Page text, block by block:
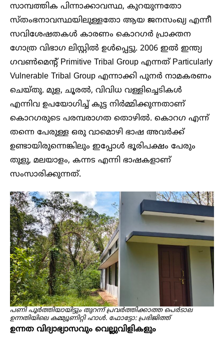
സാമ്പത്തിക പിന്നാക്കാവസ്ഥ, കുറയുന്നതോ
സ്തംഭനാവസ്ഥയിലുള്ളതോ ആയ ജനസംഖ്യ എന്നീ
സവിശേഷതകൾ കാരണം കൊറഗർ പ്രാക്തന
ഗോത്ര വിഭാഗ ലിസ്റ്റിൽ ഉൾപ്പെട്ടു. 2006 ഇൽ ഇന്ത്യ
ഗവൺമെന്റ് Primitive Tribal Group എന്നത് Particularly
Vulnerable Tribal Group എന്നാക്കി പുനർ നാമകരണം
ചെയ്തു. മുള, ചൂരൽ, വിവിധ വള്ളിച്ചെടികൾ
എന്നിവ ഉപയോഗിച്ച് കുട്ട നിർമ്മിക്കുന്നതാണ്
കൊറഗരുടെ പരമ്പരാഗത തൊഴിൽ. കൊറഗ എന്ന്
തന്നെ പേരുള്ള ഒരു വാമൊഴി ഭാഷ അവർക്ക്
ഉണ്ടായിരുന്നെങ്കിലും ഇപ്പോൾ ഭൂരിപക്ഷം പേരും
തുളു, മലയാളം, കന്നട എന്നി ഭാഷകളാണ്
സംസാരിക്കുന്നത്.
പണി പൂർത്തിയായിട്ടും തുറന്ന് പ്രവർത്തിക്കാത്ത പെർടാല
ഉന്നതിയിലെ കമ്മ്യൂണിറ്റി ഹാൾ. ഫോട്ടോ: പ്രഭിജിത്ത്
ഉന്നത വിദ്യാഭ്യാസവും വെല്ലുവിളികളും